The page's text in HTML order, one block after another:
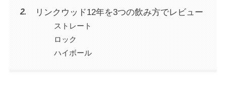
リンクウッド12年を3つの飲み方でレビュー
ストレート
ロック
ハイボール